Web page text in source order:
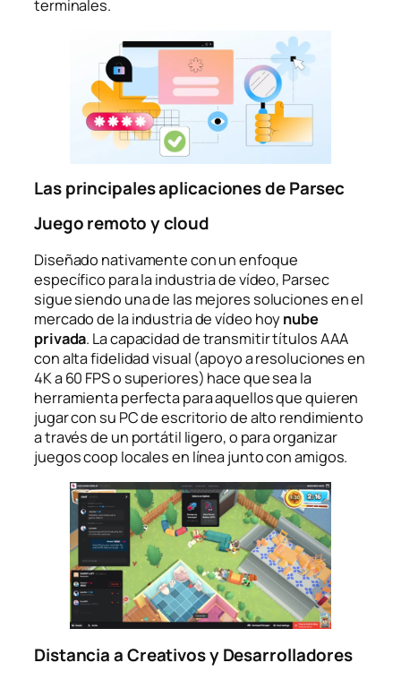
terminales.
Las principales aplicaciones de Parsec
Juego remoto y cloud
Diseñado nativamente con un enfoque
específico para la industria de vídeo, Parsec
sigue siendo una de las mejores soluciones en el
mercado de la industria de vídeo hoynube
privada. La capacidad de transmitir títulos AAA
con alta fidelidad visual (apoyo a resoluciones en
4K a 60 FPS o superiores) hace que sea la
herramienta perfecta para aquellos que quieren
jugar con su PC de escritorio de alto rendimiento
a través de un portátil ligero, o para organizar
juegos coop locales en línea junto con amigos.
Distancia a Creativos y Desarrolladores